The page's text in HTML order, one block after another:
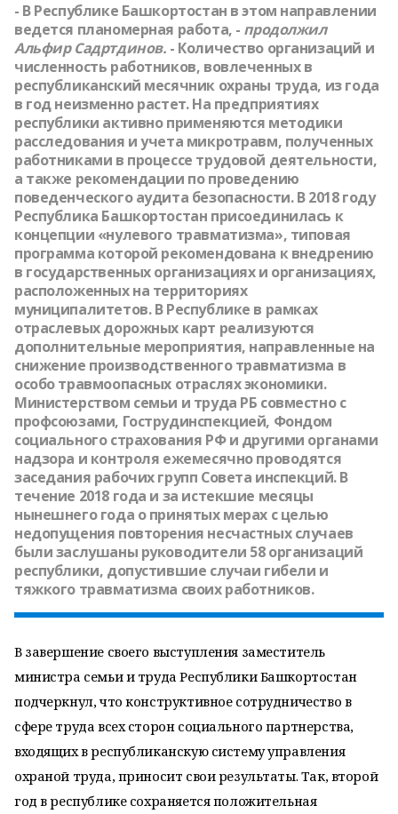
- В Республике Башкортостан в этом направлении
ведется планомерная работа, - продолжил
Альфир Садртдинов. - Количество организаций и
численность работников, вовлеченных в
республиканский месячник охраны труда, из года
в год неизменно растет. На предприятиях
республики активно применяются методики
расследования и учета микротравм, полученных
работниками в процессе трудовой деятельности,
а также рекомендации по проведению
поведенческого аудита безопасности. В 2018 году
Республика Башкортостан присоединилась к
концепции «нулевого травматизма», типовая
программа которой рекомендована к внедрению
в государственных организациях и организациях,
расположенных на территориях
муниципалитетов. В Республике в рамках
отраслевых дорожных карт реализуются
дополнительные мероприятия, направленные на
снижение производственного травматизма в
особо травмоопасных отраслях экономики.
Министерством семьи и труда РБ совместно с
профсоюзами, Гострудинспекцией, Фондом
социального страхования РФ и другими органами
надзора и контроля ежемесячно проводятся
заседания рабочих групп Совета инспекций. В
течение 2018 года и за истекшие месяцы
нынешнего года о принятых мерах с целью
недопущения повторения несчастных случаев
были заслушаны руководители 58 организаций
республики, допустившие случаи гибели и
тяжкого травматизма своих работников.
В завершение своего выступления заместитель
министра семьи и труда Республики Башкортостан
подчеркнул, что конструктивное сотрудничество в
сфере труда всех сторон социального партнерства,
входящих в республиканскую систему управления
охраной труда, приносит свои результаты. Так, второй
год в республике сохраняется положительная